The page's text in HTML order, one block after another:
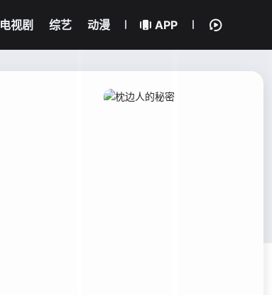
电视剧 综艺 动漫 APP